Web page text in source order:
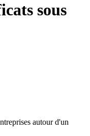
sous
autour d'un